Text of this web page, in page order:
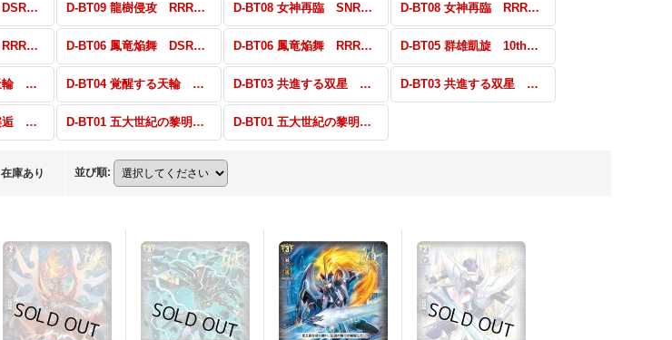
D-BT09 龍樹侵攻 DSR・FFR・FR・Re・EX D-BT09 龍樹侵攻 RRR・RR・R・C D-BT08 女神再臨 SNR・SEC・FFR・FR D-BT08 女神再臨 RRR・RR・R・C
D-BT07 烈火翠嵐 RRR・RR・R・C D-BT06 鳳竜焔舞 DSR・FFR・FR D-BT06 鳳竜焔舞 RRR・RR・ORR・R・C D-BT05 群雄凱旋 10thSP・SP・H・PR
D-BT04 覚醒する天輪 DSR・SP・H・PR D-BT04 覚醒する天輪 RRR・RR・R・C D-BT03 共進する双星 DSR・SP・H・PR D-BT03 共進する双星 RRR・RR・R・C
D-BT02 伝説との邂逅 RRR・RR・R・C D-BT01 五大世紀の黎明 DSR・SP・H・PR D-BT01 五大世紀の黎明 RRR・RR・R・C
在庫あり 並び順: